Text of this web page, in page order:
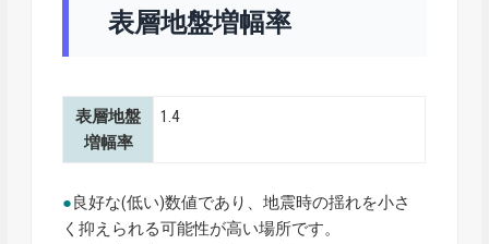
表層地盤増幅率
表層地盤
増幅率
1.4
●良好な(低い)数値であり、地震時の揺れを小さ
く抑えられる可能性が高い場所です。